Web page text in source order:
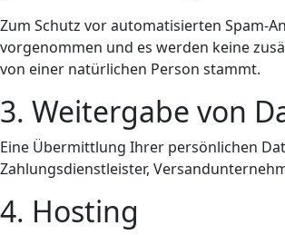
Zum Schutz vor automatisierten Spam-
vorgenommen und es werden keine
von einer natürlichen Person stammt.
3. Weitergabe von
Eine Übermittlung Ihrer persönlichen
Zahlungsdienstleister,
4. Hosting